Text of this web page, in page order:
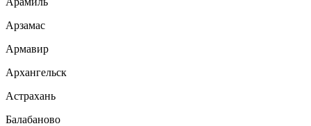
Арзамас
Армавир
Архангельск
Астрахань
Балабаново